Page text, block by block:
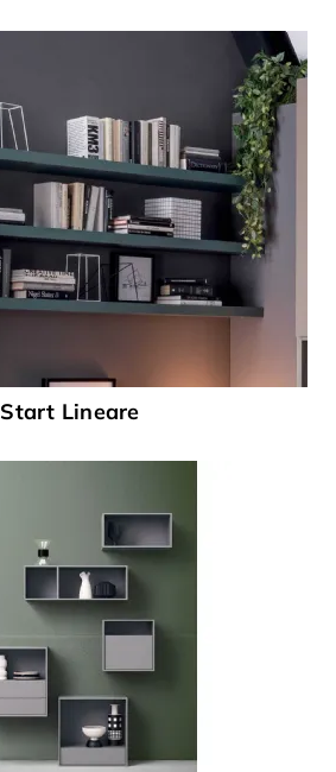
Start Lineare